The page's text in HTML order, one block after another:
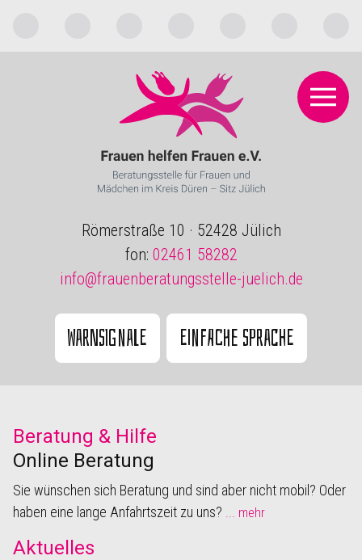
Römerstraße 10 · 52428 Jülich
fon: 02461 58282
info@frauenberatungsstelle-juelich.de
Warnsignale Einfache Sprache
Beratung & Hilfe
Online Beratung
Sie wünschen sich Beratung und sind aber nicht mobil? Oder
haben eine lange Anfahrtszeit zu uns? ... mehr
Aktuelles